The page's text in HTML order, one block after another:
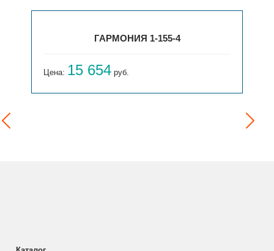
ГАРМОНИЯ 1-155-4
Цена: 15 654 руб.